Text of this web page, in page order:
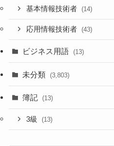
基本情報技術者 (14)
応用情報技術者 (43)
ビジネス用語 (13)
未分類 (3,803)
簿記 (13)
3級 (13)